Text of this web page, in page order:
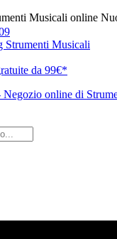
Musicali online
Strumenti Musicali
da 99€*